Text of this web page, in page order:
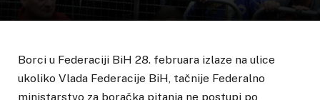
Borci u Federaciji BiH 28. februara izlaze na ulice
ukoliko Vlada Federacije BiH, tačnije Federalno
ministarstvo za boračka pitanja ne postupi po